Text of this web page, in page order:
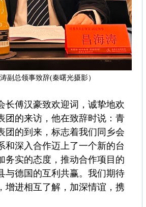
总领事致辞(秦曙光摄影）
长傅汉豪致欢迎词，诚挚地欢
团的来访，他在致辞时说：青
团的到来，标志着我们同乡会
和深入合作迈上了一个新的台
务实的态度，推动合作项目的
与德国的互利共赢。我们期待
增进相互了解，加深情谊，携